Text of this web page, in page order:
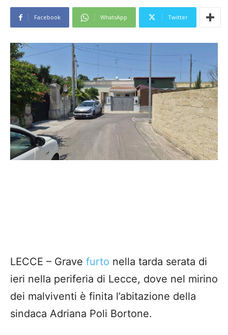
Facebook WhatsApp Twitter
LECCE – Grave furto nella tarda serata di
ieri nella periferia di Lecce, dove nel mirino
dei malviventi è finita l’abitazione della
sindaca Adriana Poli Bortone.